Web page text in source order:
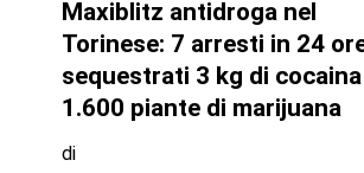
Maxiblitz antidroga nel
Torinese: 7 arresti in 24
sequestrati 3 kg di
1.600 piante di marijuana
di